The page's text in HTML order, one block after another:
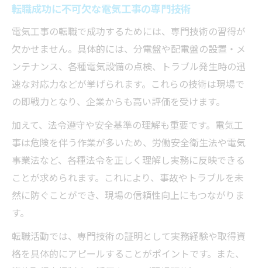
転職成功に不可欠な電気工事の専門技術
電気工事の転職で成功するためには、専門技術の習得が
欠かせません。具体的には、分電盤や配電盤の設置・メ
ンテナンス、各種電気設備の点検、トラブル発生時の迅
速な対応力などが挙げられます。これらの技術は現場で
の即戦力となり、企業からも高い評価を受けます。
加えて、法令遵守や安全基準の理解も重要です。電気工
事は危険を伴う作業が多いため、労働安全衛生法や電気
事業法など、各種法令を正しく理解し実務に反映できる
ことが求められます。これにより、事故やトラブルを未
然に防ぐことができ、現場の信頼性向上にもつながりま
す。
転職活動では、専門技術の証明として実務経験や取得資
格を具体的にアピールすることがポイントです。また、